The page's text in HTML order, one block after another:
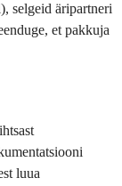
selgeid äripartneri
et pakkuja
luua